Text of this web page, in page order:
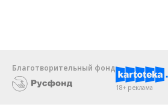
Благотворительный фонд
18+ реклама